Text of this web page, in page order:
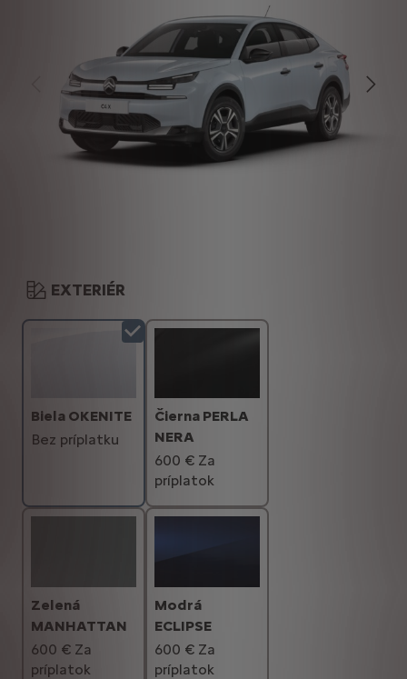
EXTERIÉR
Biela OKENITE
Bez príplatku
Čierna PERLA
NERA
600 € Za
príplatok
Zelená
MANHATTAN
600 € Za
príplatok
Modrá
ECLIPSE
600 € Za
príplatok